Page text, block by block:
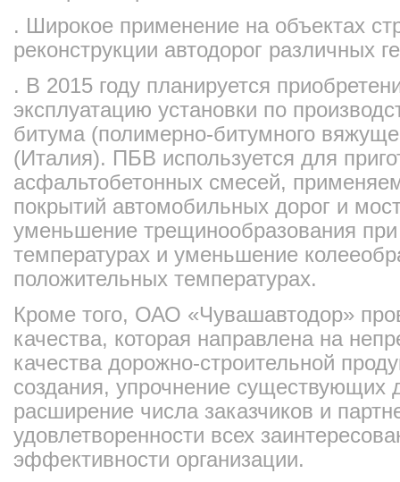
. Широкое применение на объектах
реконструкции автодорог различных
. В 2015 году планируется
эксплуатацию установки по
битума (полимерно-битумного
(Италия). ПБВ используется для
асфальтобетонных смесей,
покрытий автомобильных дорог и
уменьшение трещинообразования
температурах и уменьшение
положительных температурах.
Кроме того, ОАО «Чувашавтодор»
качества, которая направлена на
качества дорожно-строительной
создания, упрочнение существующих
расширение числа заказчиков и
удовлетворенности всех
эффективности организации.